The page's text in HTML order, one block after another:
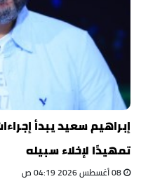
إبراهيم سعيد يبدأ
تمهيدًا لإخلاء سبيله